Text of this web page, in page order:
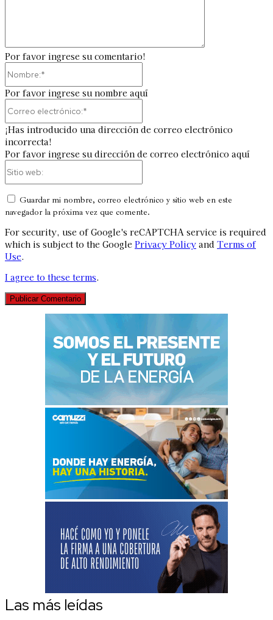
Por favor ingrese su comentario!
Por favor ingrese su nombre aquí
¡Has introducido una dirección de correo electrónico
incorrecta!
Por favor ingrese su dirección de correo electrónico aquí
Guardar mi nombre, correo electrónico y sitio web en este
navegador la próxima vez que comente.
For security, use of Google's reCAPTCHA service is required
which is subject to the Google Privacy Policy and Terms of
Use.
I agree to these terms.
Las más leídas